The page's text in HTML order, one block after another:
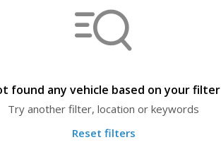
found any vehicle based on your filter
Try another filter, location or keywords
Reset filters